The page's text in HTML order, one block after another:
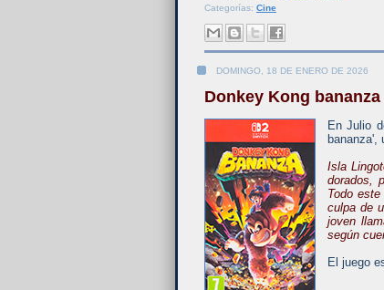
Categorías: Cine
DOMINGO, 18 DE ENERO DE 2026
Donkey Kong bananza
En Julio
bananza',
Isla
dorados,
Todo
culpa de
joven
según
El juego